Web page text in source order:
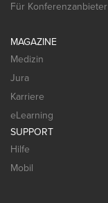
Für Konferenzanbieter
MAGAZINE
Medizin
Jura
Karriere
eLearning
SUPPORT
Hilfe
Mobil